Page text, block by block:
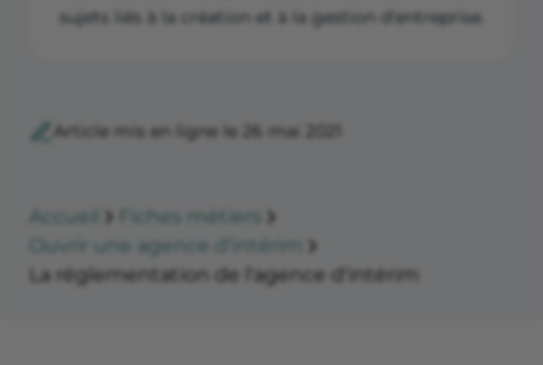
sujets liés à la création et à la gestion d'entreprise.
Article mis en ligne le 26 mai 2021
Accueil
Fiches métiers
Ouvrir une agence d'intérim
La réglementation de l'agence d'intérim